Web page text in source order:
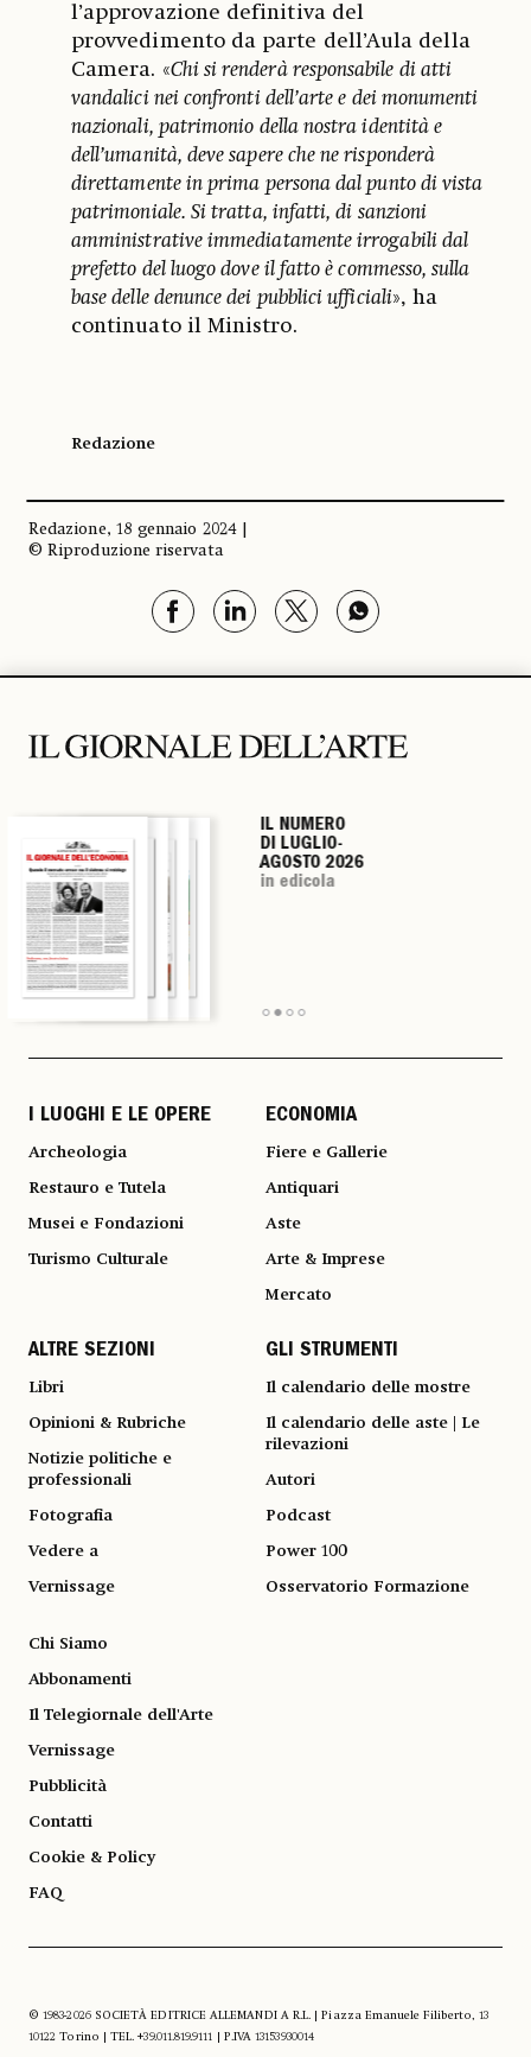
l’approvazione definitiva del
provvedimento da parte dell’Aula della
Camera. «Chi si renderà responsabile di atti
vandalici nei confronti dell’arte e dei monumenti
nazionali, patrimonio della nostra identità e
dell’umanità, deve sapere che ne risponderà
direttamente in prima persona dal punto di vista
patrimoniale. Si tratta, infatti, di sanzioni
amministrative immediatamente irrogabili dal
prefetto del luogo dove il fatto è commesso, sulla
base delle denunce dei pubblici ufficiali», ha
continuato il Ministro.
Redazione
Redazione, 18 gennaio 2024 |
© Riproduzione riservata
IL NUMERO
DI LUGLIO-
AGOSTO 2026
in edicola
IL NUMERO
DI LUGLIO-
AGOSTO 2026
in edicola
IL NUMERO
DI LUGLIO-
AGOSTO 2026
in edicola
IL NUMERO
DI LUGLIO-
AGOSTO 2026
in edicola
I LUOGHI E LE OPERE
Archeologia
Restauro e Tutela
Musei e Fondazioni
Turismo Culturale
ECONOMIA
Fiere e Gallerie
Antiquari
Aste
Arte & Imprese
Mercato
ALTRE SEZIONI
Libri
Opinioni & Rubriche
Notizie politiche e
professionali
Fotografia
Vedere a
Vernissage
GLI STRUMENTI
Il calendario delle mostre
Il calendario delle aste | Le
rilevazioni
Autori
Podcast
Power 100
Osservatorio Formazione
Chi Siamo
Abbonamenti
Il Telegiornale dell'Arte
Vernissage
Pubblicità
Contatti
Cookie & Policy
FAQ
© 1983-2026 SOCIETÀ EDITRICE ALLEMANDI A R.L. | Piazza Emanuele Filiberto, 13
10122 Torino | TEL. +39.011.819.9111 | P.IVA 13153930014